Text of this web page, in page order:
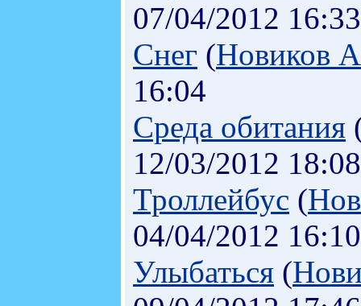
07/04/2012 16:33
Снег (Новиков
16:04
Среда обитания
12/03/2012 18:08
Троллейбус (
04/04/2012 16:10
Улыбаться (